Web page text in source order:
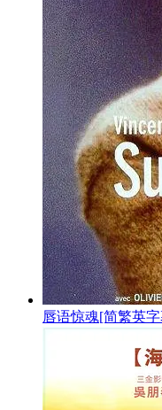
唇语惊魂[简繁英字